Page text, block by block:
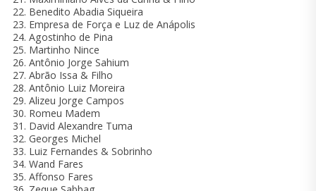
Benedito Abadia Siqueira
Empresa de Força e Luz de Anápolis
Agostinho de Pina
Martinho Nince
Antônio Jorge Sahium
Abrão Issa & Filho
Antônio Luiz Moreira
Alizeu Jorge Campos
Romeu Madem
David Alexandre Tuma
Georges Michel
Luiz Fernandes & Sobrinho
Wand Fares
Affonso Fares